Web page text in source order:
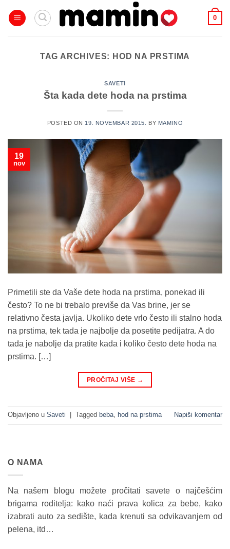
0
TAG ARCHIVES: HOD NA PRSTIMA
SAVETI
Šta kada dete hoda na prstima
POSTED ON 19. NOVEMBAR 2015. BY MAMINO
19
nov
Primetili ste da Vaše dete hoda na prstima, ponekad ili
često? To ne bi trebalo previše da Vas brine, jer se
relativno česta javlja. Ukoliko dete vrlo često ili stalno hoda
na prstima, tek tada je najbolje da posetite pedijatra. A do
tada je nabolje da pratite kada i koliko često dete hoda na
prstima. […]
PROČITAJ VIŠE →
Objavljeno u Saveti Tagged beba, hod na prstima Napiši komentar
O NAMA
Na našem blogu možete pročitati savete o najčešćim
brigama roditelja: kako naći prava kolica za bebe, kako
izabrati auto za sedište, kada krenuti sa odvikavanjem od
pelena, itd…